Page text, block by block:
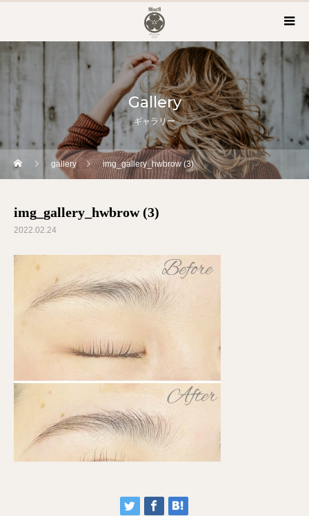
Gallery
ギャラリー
gallery img_gallery_hwbrow (3)
img_gallery_hwbrow (3)
2022.02.24